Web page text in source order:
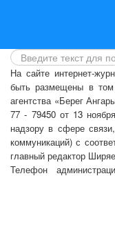
На сайте интернет-
быть размещены в
агентства «Берег
77 - 79450 от 13
надзору в сфере
коммуникаций) с
главный редактор
Телефон